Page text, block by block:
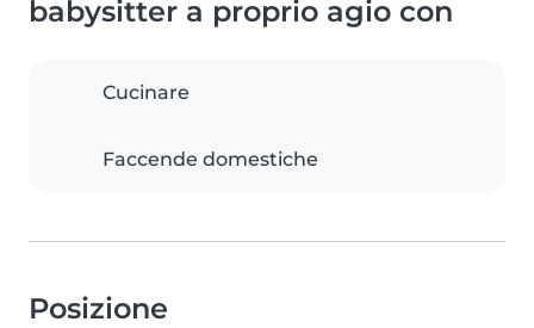
babysitter a proprio agio con
Cucinare
Faccende domestiche
Posizione